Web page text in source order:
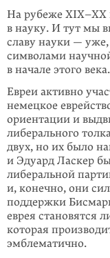
На рубеже XIX–XX
в науку. И тут мы
славу науки —
символами
в начале этого
Евреи активно
немецкое
ориентации и
либерального
двух, но их было
и Эдуард Ласкер
либеральной
и, конечно, они
поддержки
еврея становятся
которая
эмблематично.